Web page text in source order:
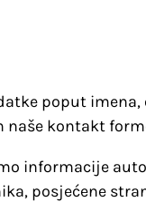
poput
kontakt
informacije
posjećene